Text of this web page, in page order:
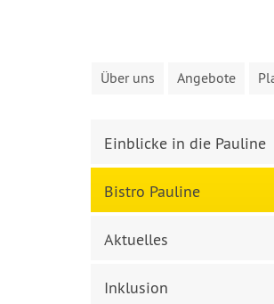
Über uns Angebote
Einblicke in die Pauline
Bistro Pauline
Aktuelles
Inklusion